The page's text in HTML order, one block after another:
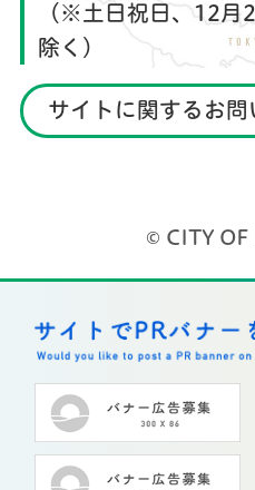
（※土日祝日、12月
除く）
サイトに関するお問
© CITY